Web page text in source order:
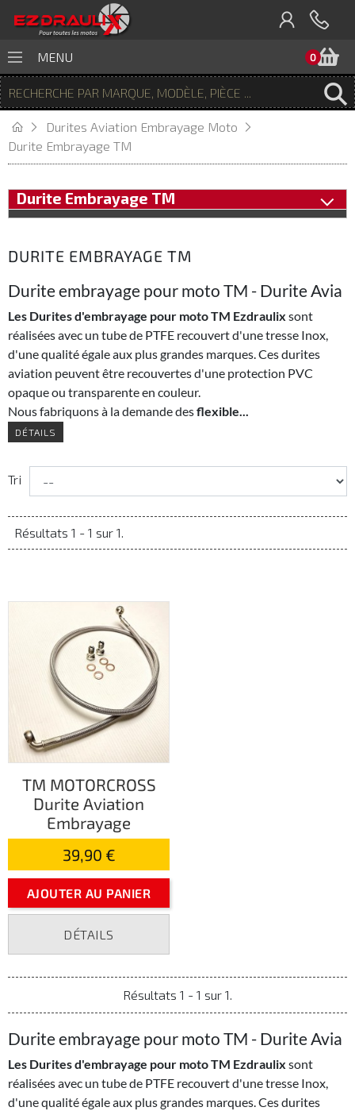
0
MENU
Durites Aviation Embrayage Moto
Durite Embrayage TM
Durite Embrayage TM
DURITE EMBRAYAGE TM
Durite embrayage pour moto TM - Durite Avia
Les Durites d'embrayage pour moto TM Ezdraulix sont
réalisées avec un tube de PTFE recouvert d'une tresse Inox,
d'une qualité égale aux plus grandes marques. Ces durites
aviation peuvent être recouvertes d'une protection PVC
opaque ou transparente en couleur.
Nous fabriquons à la demande desflexible...
DÉTAILS
Tri
Résultats 1 - 1 sur 1.
TM MOTORCROSS
Durite Aviation
Embrayage
39,90 €
AJOUTER AU PANIER
DÉTAILS
Résultats 1 - 1 sur 1.
Durite embrayage pour moto TM - Durite Avia
Les Durites d'embrayage pour moto TM Ezdraulix sont
réalisées avec un tube de PTFE recouvert d'une tresse Inox,
d'une qualité égale aux plus grandes marques. Ces durites